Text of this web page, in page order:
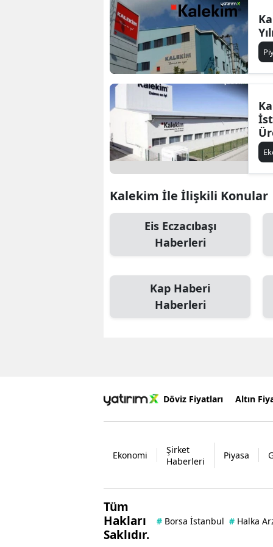
Kalekim İle İlişkili Konular
Eis Eczacıbaşı
Haberleri
Kap Haberi
Haberleri
Döviz Fiyatları Altın
Ekonomi
Şirket
Haberleri
Piyasa
Tüm
Hakları
Saklıdır.
# Borsa İstanbul # Halka